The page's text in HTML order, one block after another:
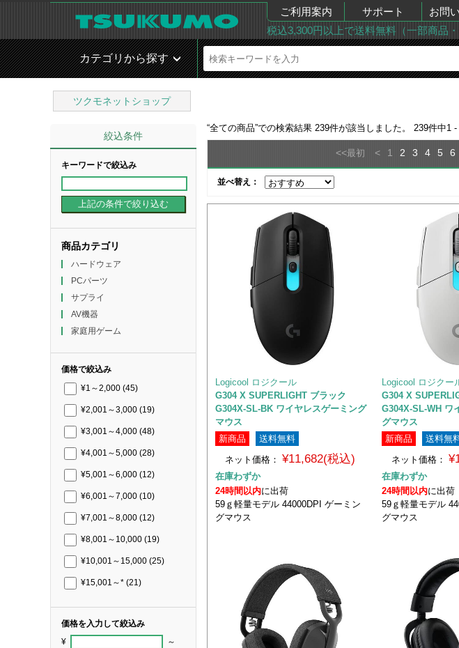
ご利用案内 サポート お問
税込3,300円以上で送料無料（一部商品
カテゴリから探す
ツクモネットショップ
絞込条件
キーワードで絞込み
商品カテゴリ
ハードウェア
PCパーツ
サプライ
AV機器
家庭用ゲーム
価格で絞込み
¥1～2,000 (45)
¥2,001～3,000 (19)
¥3,001～4,000 (48)
¥4,001～5,000 (28)
¥5,001～6,000 (12)
¥6,001～7,000 (10)
¥7,001～8,000 (12)
¥8,001～10,000 (19)
¥10,001～15,000 (25)
¥15,001～* (21)
価格を入力して絞込み
¥ ～
“全ての商品”での検索結果 239件が該当しました。 239件中1 -
<<最初 < 1 2 3 4 5 6
並べ替え：
Logicool ロジクール
G304 X SUPERLIGHT ブラック
G304X-SL-BK ワイヤレスゲーミング
マウス
新商品
送料無料
ネット価格：
¥11,682(税込)
在庫わずか
24時間以内に出荷
59ｇ軽量モデル 44000DPI ゲーミン
グマウス
Logicool ロジクー
G304 X
G304X-SL-WH ワ
グマウス
新商品
送料無
ネット価格：
在庫わずか
24時間以内に出荷
59ｇ軽量モデル
グマウス